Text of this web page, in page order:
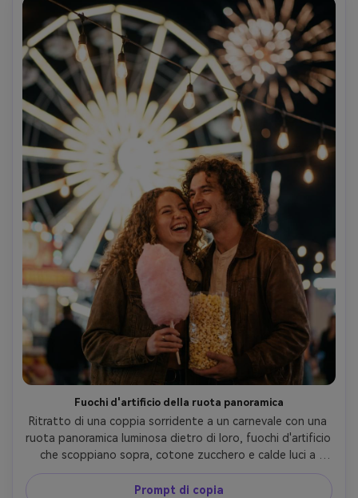
Fuochi d'artificio della ruota panoramica
Ritratto di una coppia sorridente a un carnevale con una
ruota panoramica luminosa dietro di loro, fuochi d'artificio
che scoppiano sopra, cotone zucchero e calde luci a
stringa, scattato su Fujifilm GFX 100S, 80mm f/1.7, cornice
a metà corpo, bokeh cremoso, caldo colore nostalgico,
Prompt di copia